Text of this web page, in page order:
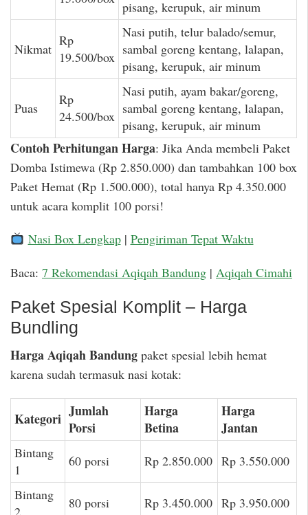
pisang, kerupuk, air minum
Nikmat
Rp
19.500/box
Nasi putih, telur balado/semur,
sambal goreng kentang, lalapan,
pisang, kerupuk, air minum
Puas
Rp
24.500/box
Nasi putih, ayam bakar/goreng,
sambal goreng kentang, lalapan,
pisang, kerupuk, air minum
Contoh Perhitungan Harga: Jika Anda membeli Paket
Domba Istimewa (Rp 2.850.000) dan tambahkan 100 box
Paket Hemat (Rp 1.500.000), total hanya Rp 4.350.000
untuk acara komplit 100 porsi!
Nasi Box Lengkap| Pengiriman Tepat Waktu
Baca: 7 Rekomendasi Aqiqah Bandung | Aqiqah Cimahi
Paket Spesial Komplit – Harga
Bundling
Harga Aqiqah Bandung paket spesial lebih hemat
karena sudah termasuk nasi kotak:
Kategori Jumlah
Porsi
Harga
Betina
Harga
Jantan
Bintang
1
60 porsi Rp 2.850.000 Rp 3.550.000
Bintang
2
80 porsi Rp 3.450.000 Rp 3.950.000